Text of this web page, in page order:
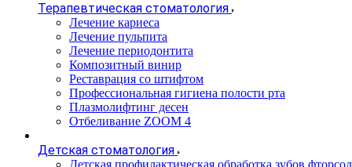
Терапевтическая стоматология
Лечение кариеса
Лечение пульпита
Лечение периодонтита
Композитный винир
Реставрация со штифтом
Профессиональная гигиена полости рта
Плазмолифтинг десен
Отбеливание ZOOM 4
Детская стоматология
Детская профилактическая обработка зубов